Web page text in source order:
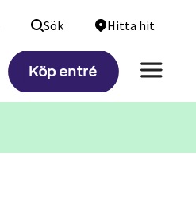
Sök Hitta hit
Köp entré